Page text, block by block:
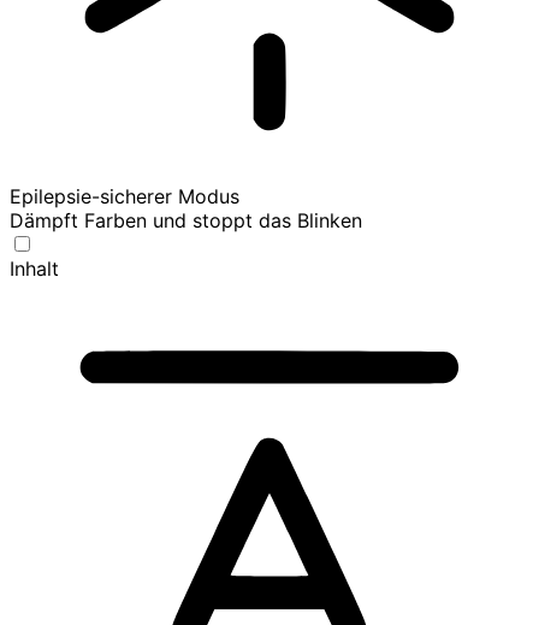
Epilepsie-sicherer Modus
Dämpft Farben und stoppt das Blinken
Inhalt